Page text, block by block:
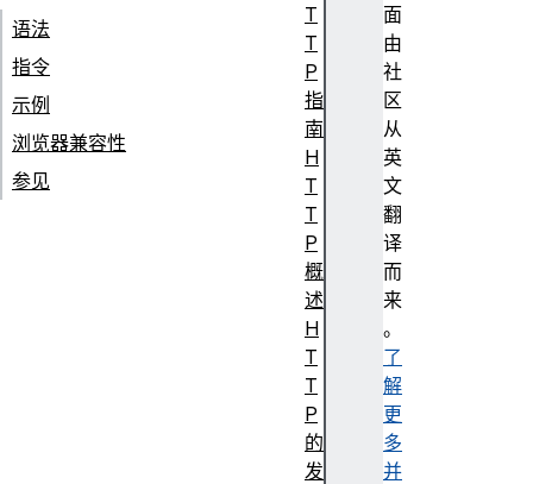
面
由
社
区
从
英
文
翻
译
而
来
。
了
解
更
多
并
语法
指令
示例
浏览器兼容性
参见
T
T
P
指
南
H
T
T
P
概
述
H
T
T
P
的
发